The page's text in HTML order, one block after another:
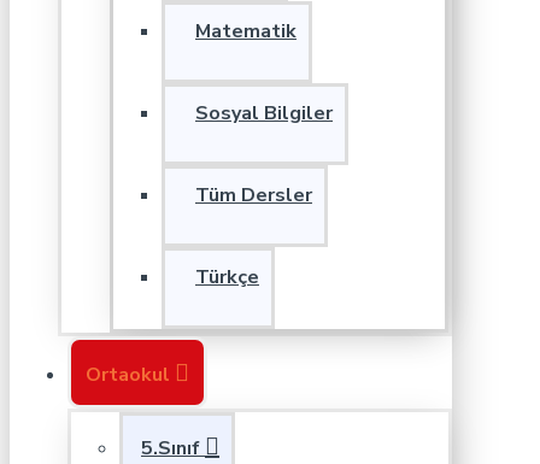
Matematik
Sosyal Bilgiler
Tüm Dersler
Türkçe
Ortaokul
5.Sınıf